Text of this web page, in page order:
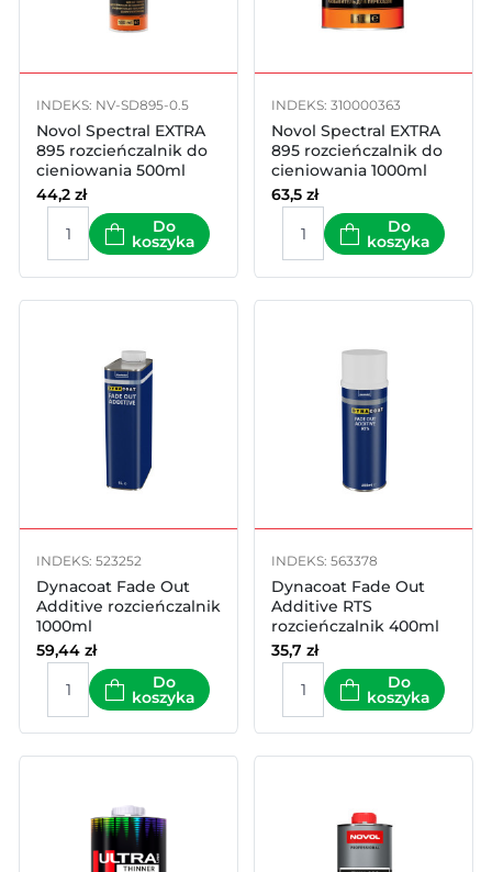
INDEKS: NV-SD895-0.5
Novol Spectral EXTRA
895 rozcieńczalnik do
cieniowania 500ml
spray
44,2 zł
Do
koszyka
INDEKS: 310000363
Novol Spectral EXTRA
895 rozcieńczalnik do
cieniowania 1000ml
63,5 zł
Do
koszyka
INDEKS: 523252
Dynacoat Fade Out
Additive rozcieńczalnik
1000ml
59,44 zł
Do
koszyka
INDEKS: 563378
Dynacoat Fade Out
Additive RTS
rozcieńczalnik 400ml
spray
35,7 zł
Do
koszyka